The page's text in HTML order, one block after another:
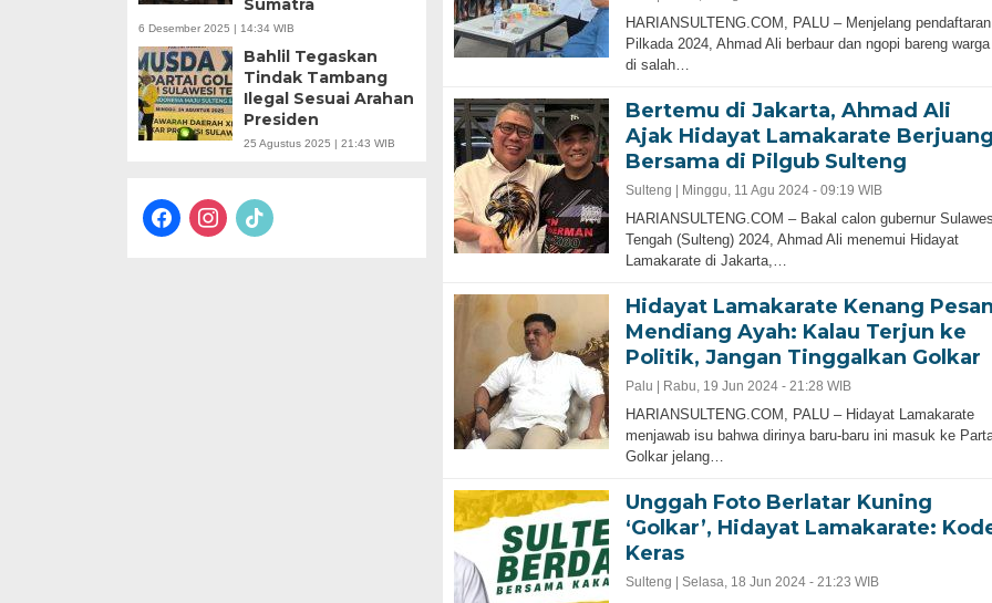
Sumatra
6 Desember 2025 | 14:34 WIB
Bahlil Tegaskan
Tindak Tambang
Ilegal Sesuai Arahan
Presiden
25 Agustus 2025 | 21:43 WIB
facebookinstagram
tiktok
HARIANSULTENG.COM, PALU – Menjelang pendaftaran
Pilkada 2024, Ahmad Ali berbaur dan ngopi bareng warga
di salah…
Bertemu di Jakarta, Ahmad Ali
Ajak Hidayat Lamakarate
Bersama di Pilgub Sulteng
Sulteng | Minggu, 11 Agu 2024 - 09:19 WIB
HARIANSULTENG.COM – Bakal calon gubernur
Tengah (Sulteng) 2024, Ahmad Ali menemui Hidayat
Lamakarate di Jakarta,…
Hidayat Lamakarate Kenang
Mendiang Ayah: Kalau Terjun ke
Politik, Jangan Tinggalkan Golkar
Palu | Rabu, 19 Jun 2024 - 21:28 WIB
HARIANSULTENG.COM, PALU – Hidayat Lamakarate
menjawab isu bahwa dirinya baru-baru ini masuk ke
Golkar jelang…
Unggah Foto Berlatar Kuning
‘Golkar’, Hidayat Lamakarate:
Keras
Sulteng | Selasa, 18 Jun 2024 - 21:23 WIB